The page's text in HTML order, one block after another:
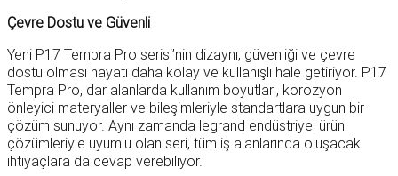
Çevre Dostu ve Güvenli
Yeni P17 Tempra Pro serisi’nin dizaynı, güvenliği ve çevre
dostu olması hayatı daha kolay ve kullanışlı hale getiriyor. P17
Tempra Pro, dar alanlarda kullanım boyutları, korozyon
önleyici materyaller ve bileşimleriyle standartlara uygun bir
çözüm sunuyor. Aynı zamanda legrand endüstriyel ürün
çözümleriyle uyumlu olan seri, tüm iş alanlarında oluşacak
ihtiyaçlara da cevap verebiliyor.